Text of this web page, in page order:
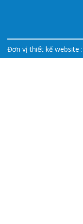
Đơn vị thiết kế website :